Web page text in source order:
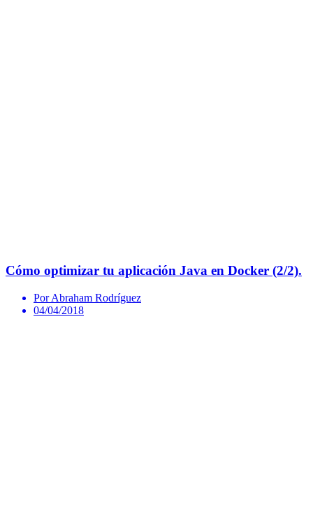
Cómo optimizar tu aplicación Java en Docker (2/2).
Por Abraham Rodríguez
04/04/2018